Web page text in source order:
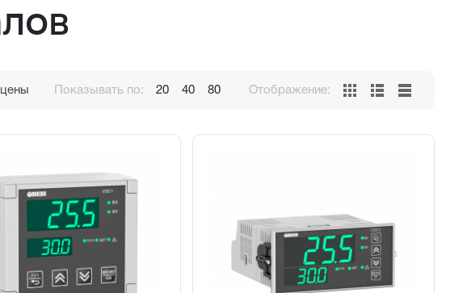
Показывать по: 20 40 80 Отображение: